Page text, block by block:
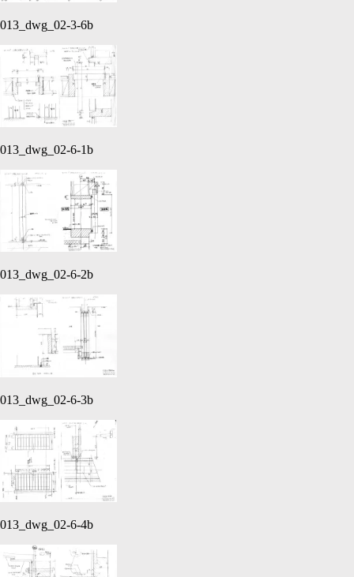
013_dwg_02-3-6b
013_dwg_02-6-1b
013_dwg_02-6-2b
013_dwg_02-6-3b
013_dwg_02-6-4b